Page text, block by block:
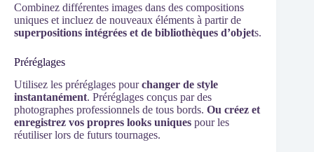
Combinez différentes images dans des compositions
uniques et incluez de nouveaux éléments à partir de
superpositions intégrées et de bibliothèques d’objets.
Préréglages
Utilisez les préréglages pourchanger de style
instantanément. Préréglages conçus par des
photographes professionnels de tous bords. Ou créez et
enregistrez vos propres looks uniques pour les
réutiliser lors de futurs tournages.